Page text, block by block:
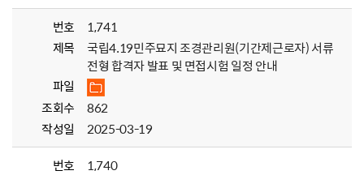
번호
1,741
제목
국립4.19민주묘지 조경관리원(기간제근로자) 서류
전형 합격자 발표 및 면접시험 일정 안내
파일
조회수
862
작성일
2025-03-19
번호
1,740